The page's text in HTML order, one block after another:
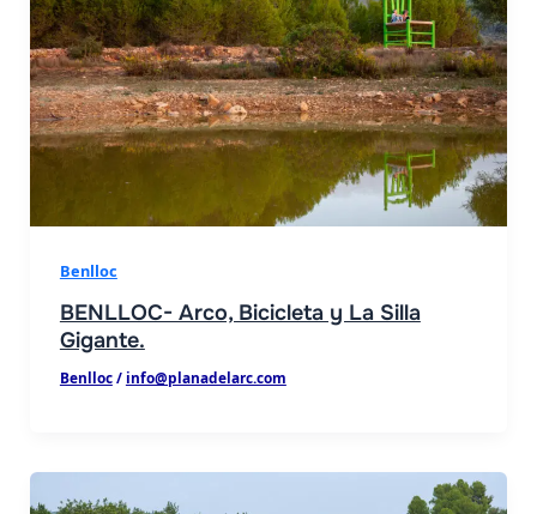
Benlloc
BENLLOC- Arco, Bicicleta y La Silla
Gigante.
Benlloc/ info@planadelarc.com